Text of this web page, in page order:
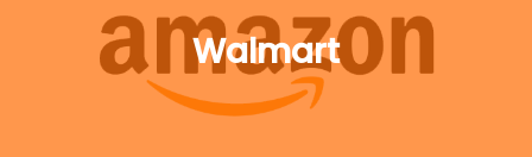
Walmart